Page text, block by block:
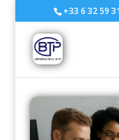
+33 6 32 59